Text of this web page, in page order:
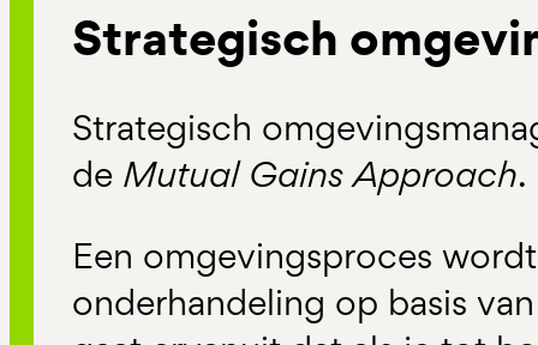
Strategisch
Strategisch
de Mutual Gains Approach.
Een omgevingsproces
onderhandeling op basis